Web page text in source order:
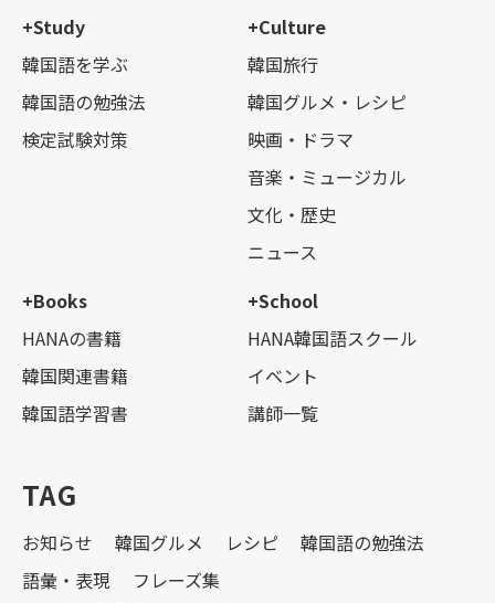
+Study
韓国語を学ぶ
韓国語の勉強法
検定試験対策
+Culture
韓国旅行
韓国グルメ・レシピ
映画・ドラマ
音楽・ミュージカル
文化・歴史
ニュース
+Books
HANAの書籍
韓国関連書籍
韓国語学習書
+School
HANA韓国語スクール
イベント
講師一覧
TAG
お知らせ 韓国グルメ レシピ
韓国語の勉強法
語彙・表現
フレーズ集